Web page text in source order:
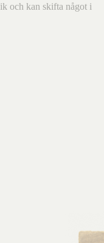
och kan skifta något i